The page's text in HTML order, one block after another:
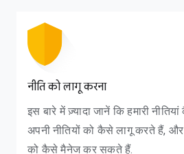
नीति को लागू करना
इस बारे में ज़्यादा जानें कि हमारी
अपनी नीतियों को कैसे लागू करते हैं,
को कैसे मैनेज कर सकते हैं.